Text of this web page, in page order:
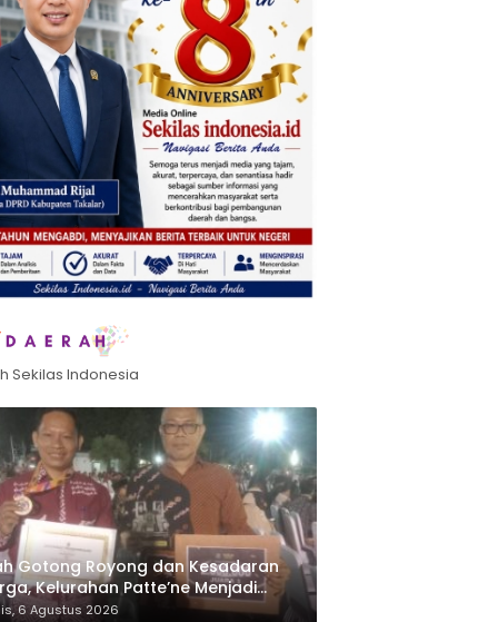
Sekilas Indonesia
Gotong Royong dan Kesadaran
Kelurahan Patte’ne Menjadi
Takalar Award 2026
6 Agustus 2026